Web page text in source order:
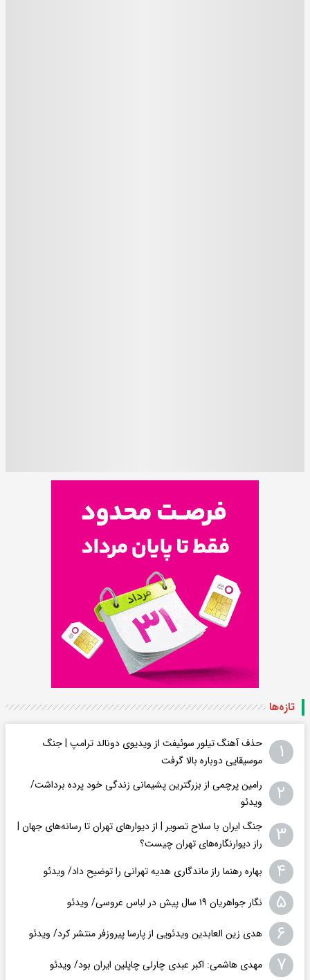
تازه‌ها
۱
حذف آهنگ تیلور سوئیفت از ویدیوی دونالد ترامپ | جنگ
موسیقایی دوباره بالا گرفت
۲
رامین پرچمی از بزرگترین پشیمانی زندگی خود پرده برداشت/
ویدئو
۳
جنگ ایران با سلاح تصویر | از دیوارهای تهران تا رسانه‌های جهان |
راز دیوارنگاره‌های تهران چیست؟
۴ بهاره رهنما راز ماندگاری هدیه تهرانی را توضیح داد/ ویدئو
۵ نگار جواهریان ۱۹ سال پیش در لباس عروسی/ ویدئو
۶ هدی زین العابدین ویدئویی از پارسا پیروزفر منتشر کرد/ ویدئو
۷ مهدی هاشمی: اکبر عبدی چارلی چاپلین ایران بود/ ویدئو